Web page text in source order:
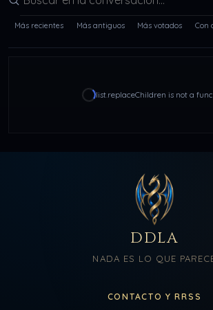
Buscar en la conversación
Más recientes Más antiguos Más votados Con
list.replaceChildren is not a
DDLA
NADA ES LO QUE
CONTACTO Y RRSS